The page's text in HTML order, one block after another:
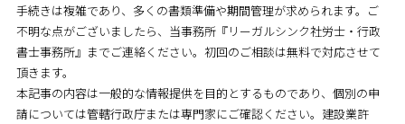
手続きは複雑であり、多くの書類準備や期間管理が求められます。ご
不明な点がございましたら、当事務所『リーガルシンク社労士・行政
書士事務所』までご連絡ください。初回のご相談は無料で対応させて
頂きます。
本記事の内容は一般的な情報提供を目的とするものであり、個別の申
請については管轄行政庁または専門家にご確認ください。建設業許